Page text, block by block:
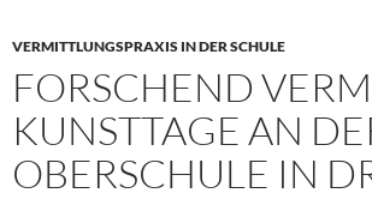
VERMITTLUNGSPRAXIS IN DER SCHULE
FORSCHEND
KUNSTTAGE AN
OBERSCHULE IN